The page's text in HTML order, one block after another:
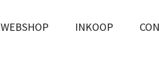
WEBSHOP INKOOP